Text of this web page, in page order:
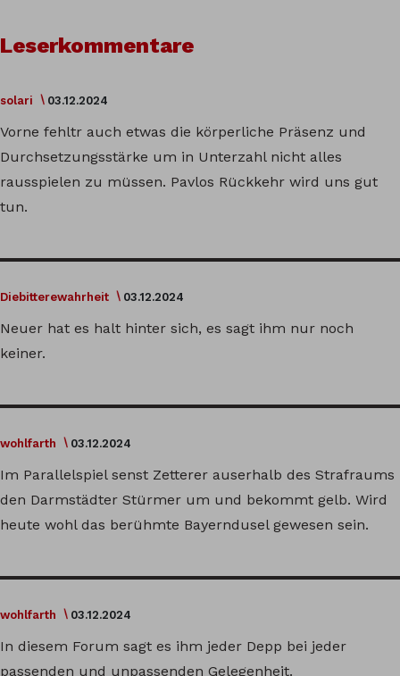
Leserkommentare
solari 03.12.2024
Vorne fehltr auch etwas die körperliche Präsenz und
Durchsetzungsstärke um in Unterzahl nicht alles
rausspielen zu müssen. Pavlos Rückkehr wird uns gut
tun.
Diebitterewahrheit 03.12.2024
Neuer hat es halt hinter sich, es sagt ihm nur noch
keiner.
wohlfarth 03.12.2024
Im Parallelspiel senst Zetterer auserhalb des Strafraums
den Darmstädter Stürmer um und bekommt gelb. Wird
heute wohl das berühmte Bayerndusel gewesen sein.
wohlfarth 03.12.2024
In diesem Forum sagt es ihm jeder Depp bei jeder
passenden und unpassenden Gelegenheit.